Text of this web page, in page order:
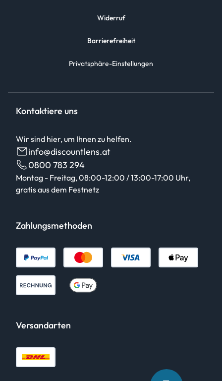
Widerruf
Barrierefreiheit
Privatsphäre-Einstellungen
Kontaktiere uns
Wir sind hier, um Ihnen zu helfen.
info@discountlens.at
0800 783 294
Montag - Freitag, 08:00-12:00 / 13:00-17:00 Uhr,
gratis aus dem Festnetz
Zahlungsmethoden
Versandarten